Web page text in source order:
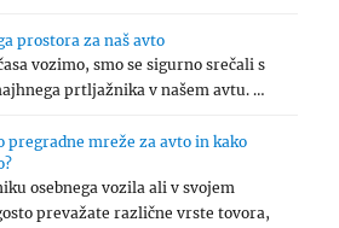
prostora za naš avto
vozimo, smo se sigurno srečali s
prtljažnika v našem avtu. …
pregradne mreže za avto in kako
osebnega vozila ali v svojem
prevažate različne vrste tovora,